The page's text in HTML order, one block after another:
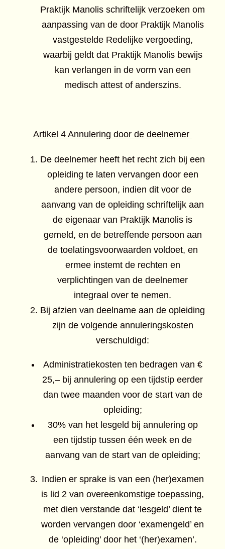
Praktijk Manolis schriftelijk verzoeken om
aanpassing van de door Praktijk Manolis
vastgestelde Redelijke vergoeding,
waarbij geldt dat Praktijk Manolis bewijs
kan verlangen in de vorm van een
medisch attest of anderszins.
Artikel 4 Annulering door de deelnemer
De deelnemer heeft het recht zich bij een
opleiding te laten vervangen door een
andere persoon, indien dit voor de
aanvang van de opleiding schriftelijk aan
de eigenaar van Praktijk Manolis is
gemeld, en de betreffende persoon aan
de toelatingsvoorwaarden voldoet, en
ermee instemt de rechten en
verplichtingen van de deelnemer
integraal over te nemen.
Bij afzien van deelname aan de opleiding
zijn de volgende annuleringskosten
verschuldigd:
Administratiekosten ten bedragen van €
25,– bij annulering op een tijdstip eerder
dan twee maanden voor de start van de
opleiding;
30% van het lesgeld bij annulering op
een tijdstip tussen één week en de
aanvang van de start van de opleiding;
Indien er sprake is van een (her)examen
is lid 2 van overeenkomstige toepassing,
met dien verstande dat ‘lesgeld’ dient te
worden vervangen door ‘examengeld’ en
de ‘opleiding’ door het ‘(her)examen’.